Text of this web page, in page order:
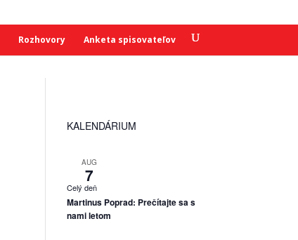
Rozhovory Anketa spisovateľov
KALENDÁRIUM
AUG
7
Celý deň
Martinus Poprad: Prečítajte sa s
nami letom